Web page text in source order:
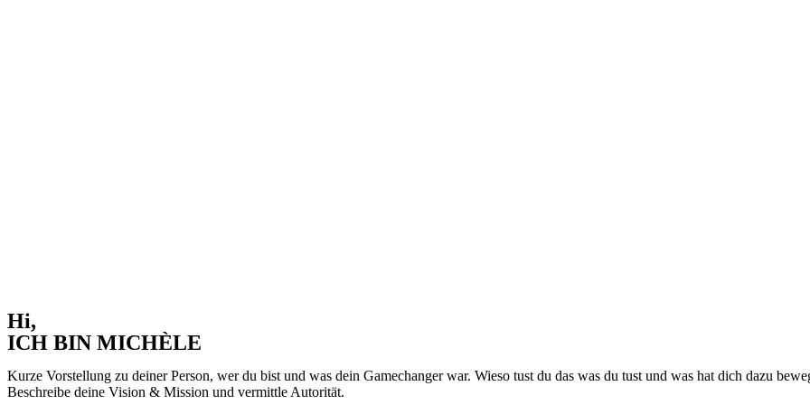
Hi,
ICH BIN MICHÈLE
Kurze Vorstellung zu deiner Person, wer du bist und was dein Gamechanger war. Wieso tust du das was du tust und was hat dich dazu
Beschreibe deine Vision & Mission und vermittle Autorität.